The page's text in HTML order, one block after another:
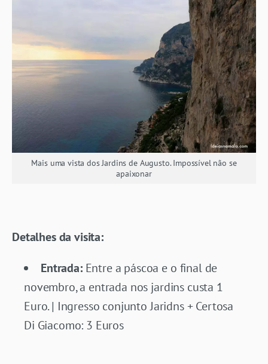
Mais uma vista dos Jardins de Augusto. Impossível não se
apaixonar
Detalhes da visita:
Entrada:Entre a páscoa e o final de
novembro, a entrada nos jardins custa 1
Euro. | Ingresso conjunto Jaridns + Certosa
Di Giacomo: 3 Euros